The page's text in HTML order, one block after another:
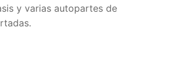
y varias autopartes de